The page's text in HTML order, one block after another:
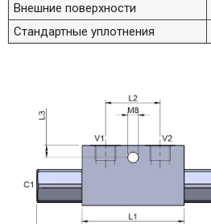
Внешние поверхности
Стандартные уплотнения